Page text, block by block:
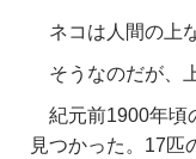
ネコは人間の上
そうなのだが、
紀元前1900年頃
見つかった。17匹